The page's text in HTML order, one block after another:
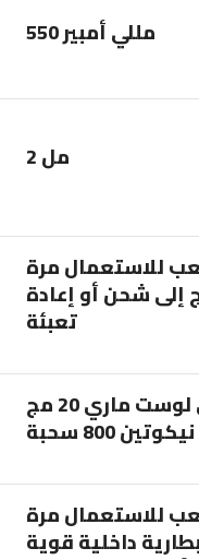
550 مللي أمبير
2 مل
للاستعمال مرة
إلى شحن أو إعادة
تعبئة
جي دي آي لوست ماري 20 مج
نيكوتين 800 سحبة
للاستعمال مرة
داخلية قوية